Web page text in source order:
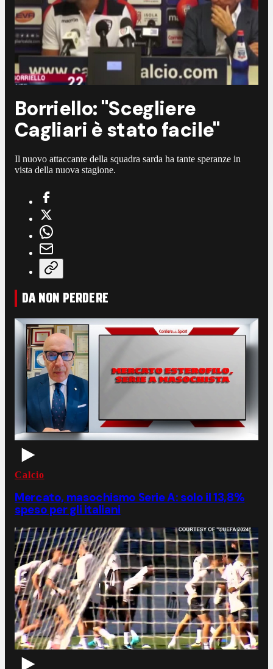
Borriello: "Scegliere
Cagliari è stato facile"
Il nuovo attaccante della squadra sarda ha tante speranze in
vista della nuova stagione.
DA NON PERDERE
Calcio
Mercato, masochismo Serie A: solo il 13,8%
speso per gli italiani